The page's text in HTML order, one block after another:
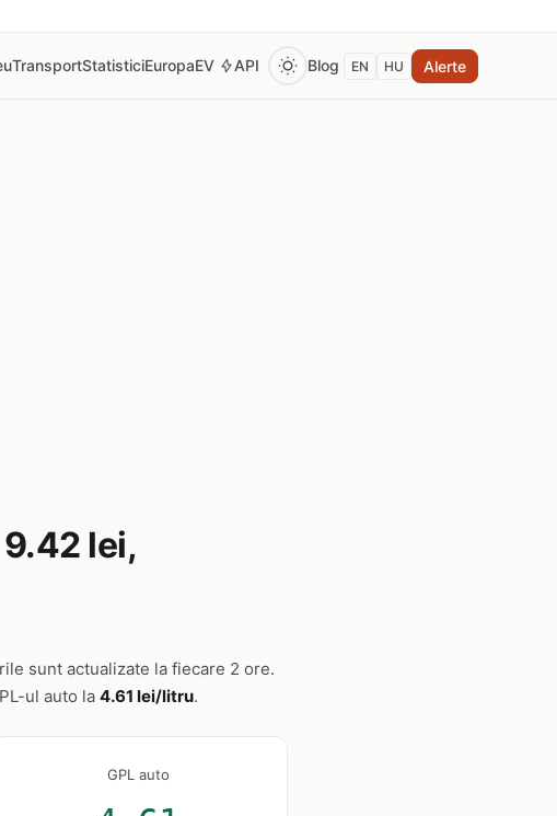
TransportStatisticiEuropaEV API Blog EN HU Alerte
lei,
sunt actualizate la fiecare 2 ore.
ul auto la 4.61 lei/litru.
GPL auto